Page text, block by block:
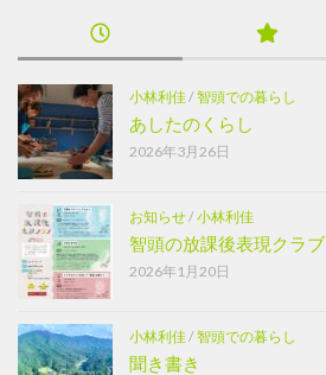
小林利佳/智頭での暮らし
あしたのくらし
2026年3月26日
お知らせ/小林利佳
智頭の放課後表現クラブ
2026年1月20日
小林利佳/智頭での暮らし
聞き書き